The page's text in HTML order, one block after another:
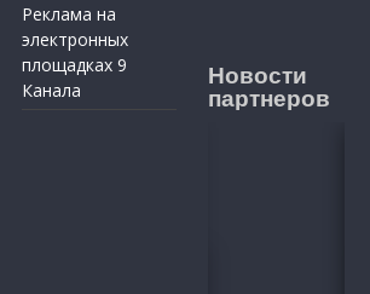
Реклама на
электронных
площадках 9
Канала
Новости
партнеров